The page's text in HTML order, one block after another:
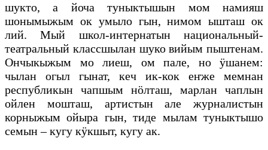
шукто, а йоча туныктышын мом намияш
шонымыжым ок умыло гын, нимом ышташ ок
лий. Мый школ-интернатын национальный-
театральный классшылан шуко вийым пыштенам.
Ончыкыжым мо лиеш, ом пале, но ӱшанем:
чылан огыл гынат, кеч ик-кок еҥже мемнан
республикын чапшым нӧлташ, марлан чаплын
ойлен мошташ, артистын але журналистын
корныжым ойыра гын, тиде мылам туныктышо
семын – кугу кӱкшыт, кугу ак.